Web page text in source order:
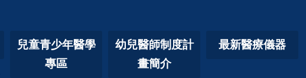
兒童青少年醫學
專區
幼兒醫師制度計
畫簡介
最新醫療儀器